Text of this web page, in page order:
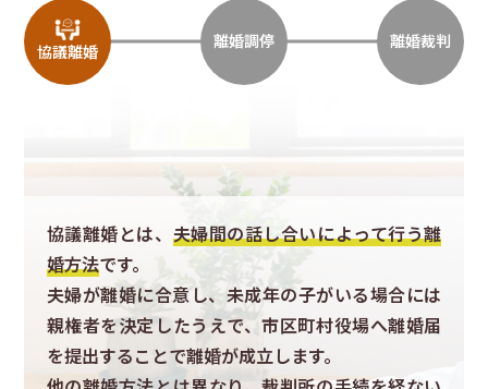
協議離婚 離婚調停 離婚裁判
協議離婚とは、 夫婦間の話し合いによって行う離
婚方法です。
夫婦が離婚に合意し、未成年の子がいる場合には
親権者を決定したうえで、市区町村役場へ離婚届
を提出することで離婚が成立します。